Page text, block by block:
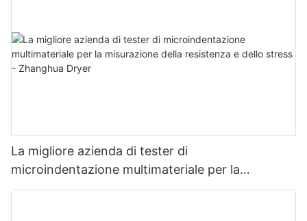
La migliore azienda di tester di
microindentazione multimateriale per la
misurazione della resistenza e dello stress -